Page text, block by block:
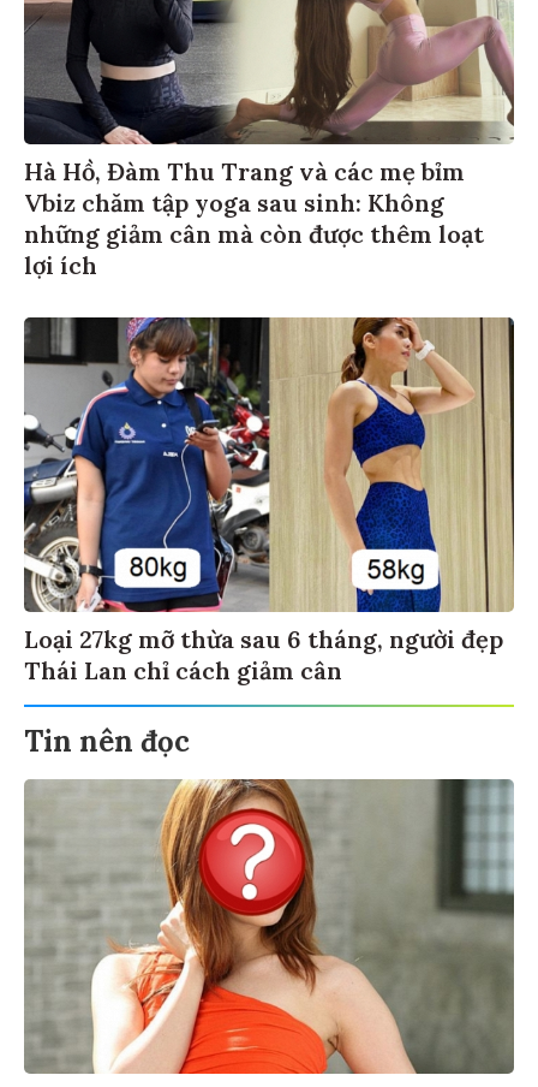
Hà Hồ, Đàm Thu Trang và các mẹ bỉm
Vbiz chăm tập yoga sau sinh: Không
những giảm cân mà còn được thêm loạt
lợi ích
Loại 27kg mỡ thừa sau 6 tháng, người đẹp
Thái Lan chỉ cách giảm cân
Tin nên đọc